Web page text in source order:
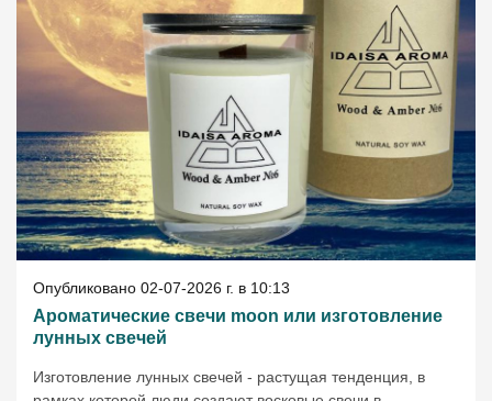
Опубликовано 02-07-2026 г. в 10:13
Ароматические свечи moon или изготовление
лунных свечей
Изготовление лунных свечей - растущая тенденция, в